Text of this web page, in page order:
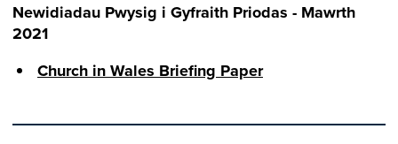
Newidiadau Pwysig i Gyfraith Priodas - Mawrth
2021
Church in Wales Briefing Paper